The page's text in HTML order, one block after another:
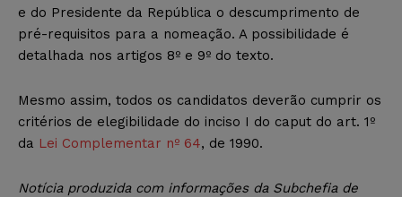
e do Presidente da República o descumprimento de
pré-requisitos para a nomeação. A possibilidade é
detalhada nos artigos 8º e 9º do texto.
Mesmo assim, todos os candidatos deverão cumprir os
critérios de elegibilidade do inciso I do caput do art. 1º
da Lei Complementar nº 64, de 1990.
Notícia produzida com informações da Subchefia de